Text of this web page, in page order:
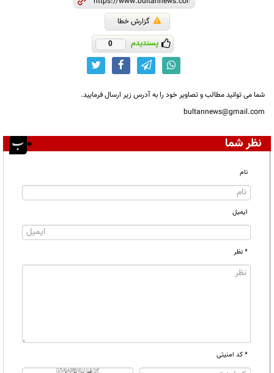
گزارش خطا
پسندیدم 0
شما می توانید مطالب و تصاویر خود را به آدرس زیر ارسال فرمایید.
bultannews@gmail.com
نظر شما
نام
ایمیل
* نظر
* کد امنیتی